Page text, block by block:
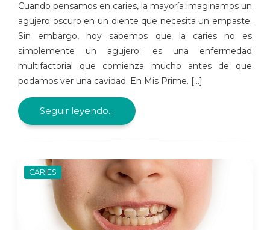
Cuando pensamos en caries, la mayoría imaginamos un
agujero oscuro en un diente que necesita un empaste.
Sin embargo, hoy sabemos que la caries no es
simplemente un agujero: es una enfermedad
multifactorial que comienza mucho antes de que
podamos ver una cavidad. En Mis Prime. [...]
Seguir leyendo...
CARIES